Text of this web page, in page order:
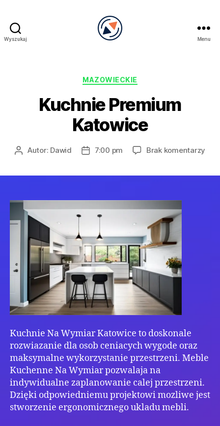
Wyszukaj Menu
Kategorie
MAZOWIECKIE
Kuchnie Premium
Katowice
AutorAutor: Dawid
Data7:00 pm Brak komentarzy
Kuchnie Na Wymiar Katowice to doskonale
rozwiazanie dla osob ceniacych wygode oraz
maksymalne wykorzystanie przestrzeni. Meble
Kuchenne Na Wymiar pozwalaja na
indywidualne zaplanowanie calej przestrzeni.
Dzięki odpowiedniemu projektowi mozliwe jest
stworzenie ergonomicznego ukladu mebli.